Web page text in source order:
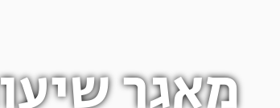
מאגר